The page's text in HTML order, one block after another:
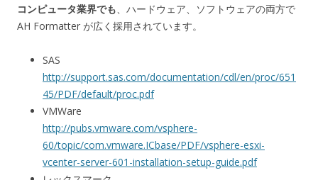
コンピュータ業界でも 、ハードウェア、ソフトウェアの両方で
AH Formatter が広く採用されています。
SAS
http://support.sas.com/documentation/cdl/en/proc/651
45/PDF/default/proc.pdf
VMWare
http://pubs.vmware.com/vsphere-
60/topic/com.vmware.ICbase/PDF/vsphere-esxi-
vcenter-server-601-installation-setup-guide.pdf